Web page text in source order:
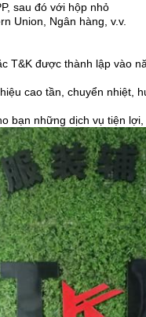
sau đó với hộp nhỏ
Union, Ngân hàng, v.v.
T&K được thành lập vào
cao tần, chuyển nhiệt,
bạn những dịch vụ tiện